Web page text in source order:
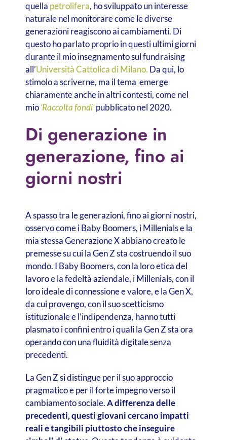
quella petrolifera, ho sviluppato un interesse
naturale nel monitorare come le diverse
generazioni reagiscono ai cambiamenti. Di
questo ho parlato proprio in questi ultimi giorni
durante il mio insegnamento sul fundraising
all’Università Cattolica di Milano. Da qui, lo
stimolo a scriverne, ma il tema emerge
chiaramente anche in altri contesti, come nel
mio‘Raccolta fondi’pubblicato nel 2020.
Di generazione in
generazione, fino ai
giorni nostri
A spasso tra le generazioni, fino ai giorni nostri,
osservo come i Baby Boomers, i Millenials e la
mia stessa Generazione X abbiano creato le
premesse su cui la Gen Z sta costruendo il suo
mondo. I Baby Boomers, con la loro etica del
lavoro e la fedeltà aziendale, i Millenials, con il
loro ideale di connessione e valore, e la Gen X,
da cui provengo, con il suo scetticismo
istituzionale e l’indipendenza, hanno tutti
plasmato i confini entro i quali la Gen Z sta ora
operando con una fluidità digitale senza
precedenti.
La Gen Z si distingue per il suo approccio
pragmatico e per il forte impegno verso il
cambiamento sociale.A differenza delle
precedenti, questi giovani cercano impatti
reali e tangibili piuttosto che inseguire